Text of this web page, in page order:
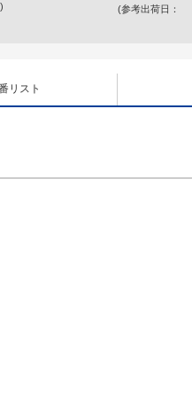
) (参考出荷日：
リスト